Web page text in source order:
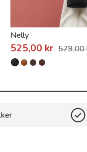
Nelly
525,00 kr 579,00